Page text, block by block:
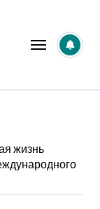
жизнь